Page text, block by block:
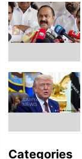
Categories